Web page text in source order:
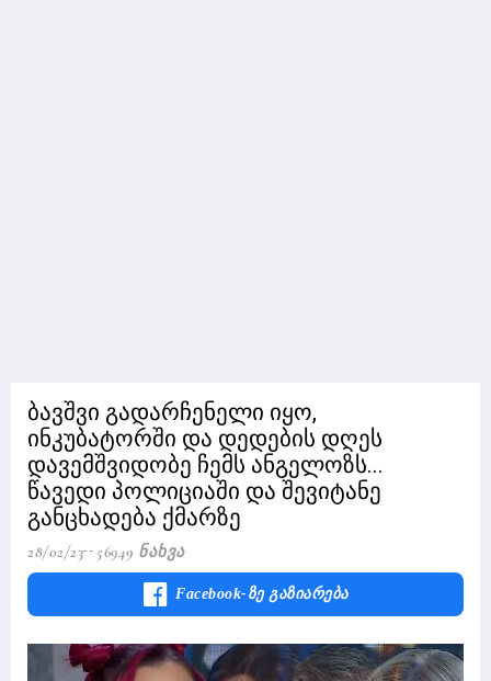
ბავშვი გადარჩენელი იყო,
ინკუბატორში და დედების დღეს
დავემშვიდობე ჩემს ანგელოზს...
წავედი პოლიციაში და შევიტანე
განცხადება ქმარზე
28/02/23 56949 Ნახვა
Facebook-Ზე Გაზიარება